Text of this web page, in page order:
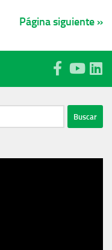
Página siguiente »